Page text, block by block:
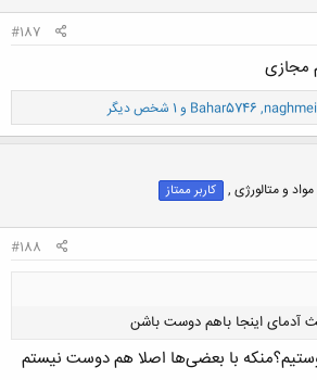
#187
مجازی
,
Bahar5746 و 1 شخص دیگر
و متالورژی , کاربر ممتاز
#188
اینجا باهم دوست باشن
با بعضی‌ها اصلا هم دوست نیستم